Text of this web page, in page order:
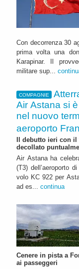
Con decorrenza 30
prima volta una
Karapinar. Il
militare sup...
COMPAGNIE
Air Astana si
nel nuovo
aeroporto
Il debutto ieri con il
decollato
Air Astana ha
(T3) dell’aeroporto
volo KC 922 per
ad es... continua
Cenere in pista a
ai passeggeri